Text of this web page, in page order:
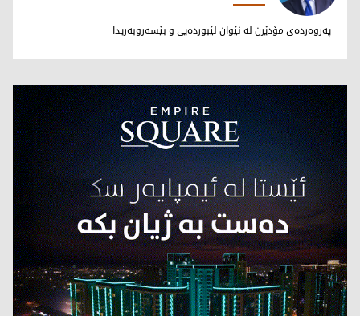
وریا مەعرووف
پەروەردەی مۆدێرن لە نێوان لێبوردەیی و بێسەروبەریدا